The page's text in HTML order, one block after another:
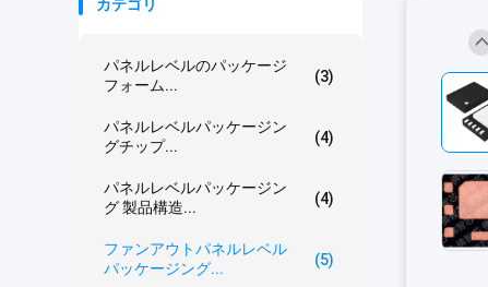
カテゴリ
パネルレベルのパッケージ
フォーム...
(3)
パネルレベルパッケージン
グチップ...
(4)
パネルレベルパッケージン
グ 製品構造...
(4)
ファンアウトパネルレベル
パッケージング...
(5)